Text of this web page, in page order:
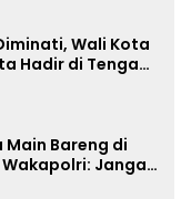
Wali Kota
Hadir di Tengah
Main Bareng di
Jangan